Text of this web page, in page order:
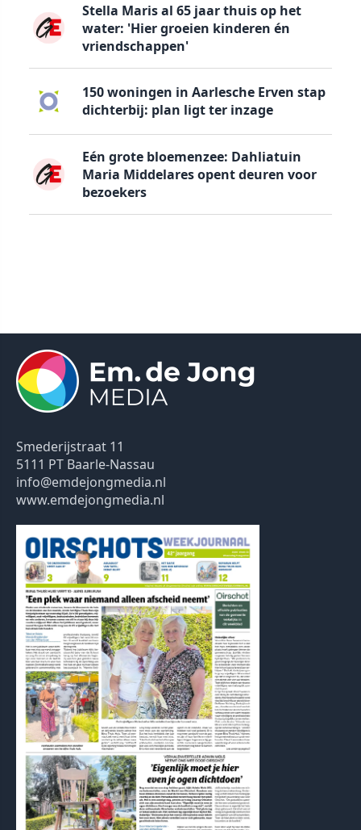
Stella Maris al 65 jaar thuis op het
water: 'Hier groeien kinderen én
vriendschappen'
150 woningen in Aarlesche Erven stap
dichterbij: plan ligt ter inzage
Eén grote bloemenzee: Dahliatuin
Maria Middelares opent deuren voor
bezoekers
Smederijstraat 11
5111 PT Baarle-Nassau
info@emdejongmedia.nl
www.emdejongmedia.nl